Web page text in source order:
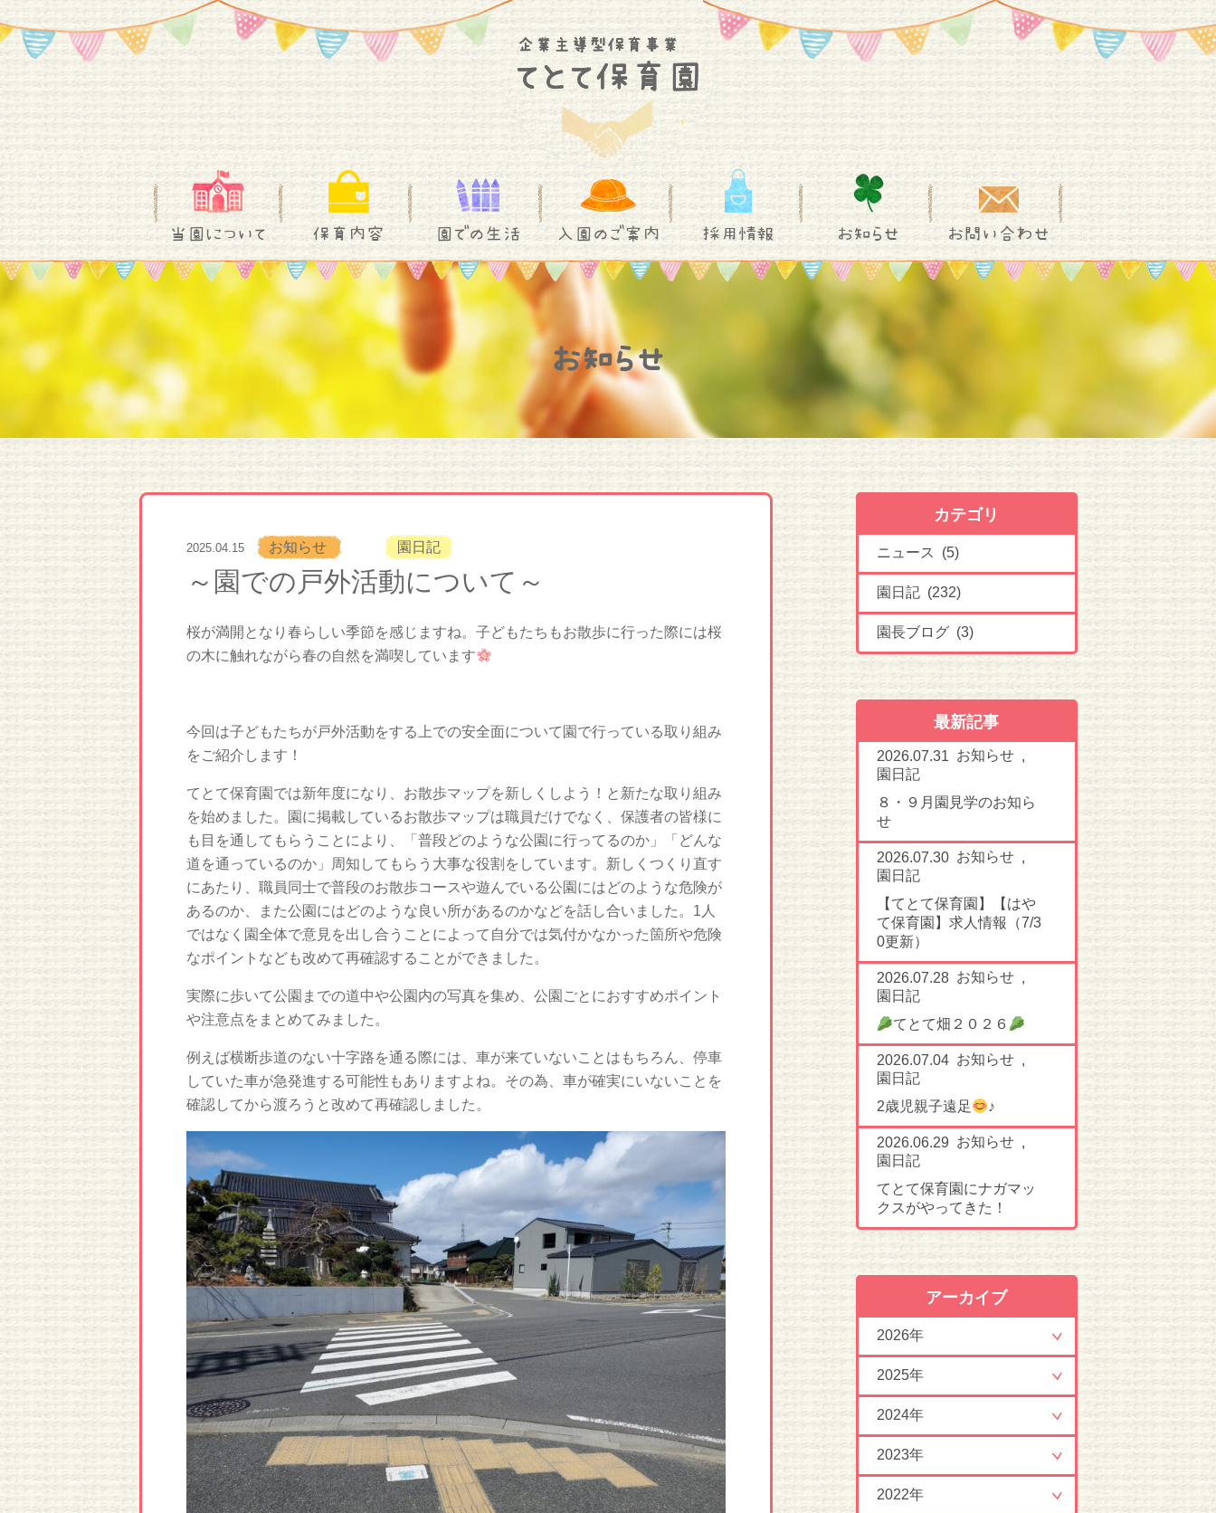
当園について 保育内容 園での生活 入園のご案内 採用情報 お知らせ お問い合わせ
お知らせ
2025.04.15 お知らせ 園日記
～園での戸外活動について～
桜が満開となり春らしい季節を感じますね。子どもたちもお散歩に行った際には桜
の木に触れながら春の自然を満喫しています
今回は子どもたちが戸外活動をする上での安全面について園で行っている取り組み
をご紹介します！
てとて保育園では新年度になり、お散歩マップを新しくしよう！と新たな取り組み
を始めました。園に掲載しているお散歩マップは職員だけでなく、保護者の皆様に
も目を通してもらうことにより、「普段どのような公園に行ってるのか」「どんな
道を通っているのか」周知してもらう大事な役割をしています。新しくつくり直す
にあたり、職員同士で普段のお散歩コースや遊んでいる公園にはどのような危険が
あるのか、また公園にはどのような良い所があるのかなどを話し合いました。1人
ではなく園全体で意見を出し合うことによって自分では気付かなかった箇所や危険
なポイントなども改めて再確認することができました。
実際に歩いて公園までの道中や公園内の写真を集め、公園ごとにおすすめポイント
や注意点をまとめてみました。
例えば横断歩道のない十字路を通る際には、車が来ていないことはもちろん、停車
していた車が急発進する可能性もありますよね。その為、車が確実にいないことを
確認してから渡ろうと改めて再確認しました。
カテゴリ
ニュース (5)
園日記 (232)
園長ブログ (3)
最新記事
2026.07.31 お知らせ ,
園日記
８・９月園見学のお知ら
せ
2026.07.30 お知らせ ,
園日記
【てとて保育園】【はや
て保育園】求人情報（7/3
0更新）
2026.07.28 お知らせ ,
園日記
てとて畑２０２６
2026.07.04 お知らせ ,
園日記
2歳児親子遠足
♪
2026.06.29 お知らせ ,
園日記
てとて保育園にナガマッ
クスがやってきた！
アーカイブ
2026年
2025年
2024年
2023年
2022年